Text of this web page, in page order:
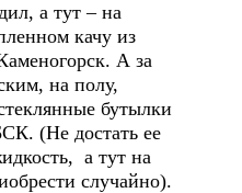
а тут – на
качу из
А за
на полу,
бутылки
(Не достать ее
а тут на
случайно).